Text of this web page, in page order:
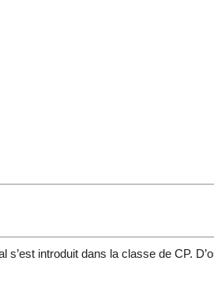
s’est introduit dans la classe de CP.